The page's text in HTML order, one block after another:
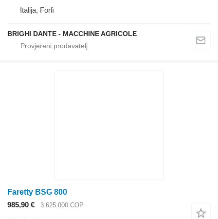
Italija, Forlì
BRIGHI DANTE - MACCHINE AGRICOLE
Faretty BSG 800
985,90 €
3.625.000 COP